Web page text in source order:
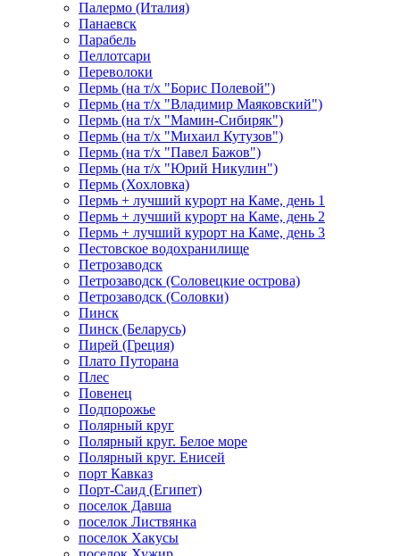
Палермо (Италия)
Панаевск
Парабель
Пеллотсари
Переволоки
Пермь (на т/х "Борис Полевой")
Пермь (на т/х "Владимир Маяковский")
Пермь (на т/х "Мамин-Сибиряк")
Пермь (на т/х "Михаил Кутузов")
Пермь (на т/х "Павел Бажов")
Пермь (на т/х "Юрий Никулин")
Пермь (Хохловка)
Пермь + лучший курорт на Каме, день 1
Пермь + лучший курорт на Каме, день 2
Пермь + лучший курорт на Каме, день 3
Пестовское водохранилище
Петрозаводск
Петрозаводск (Соловецкие острова)
Петрозаводск (Соловки)
Пинск
Пинск (Беларусь)
Пирей (Греция)
Плато Путорана
Плес
Повенец
Подпорожье
Полярный круг
Полярный круг. Белое море
Полярный круг. Енисей
порт Кавказ
Порт-Саид (Египет)
поселок Давша
поселок Листвянка
поселок Хакусы